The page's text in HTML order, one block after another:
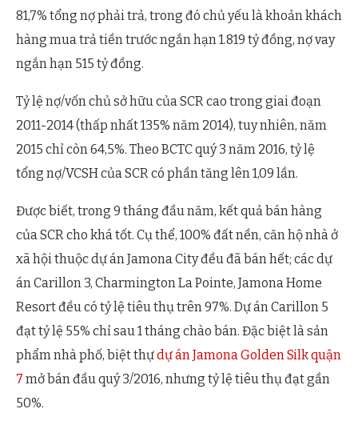
81,7% tổng nợ phải trả, trong đó chủ yếu là khoản khách
hàng mua trả tiền trước ngắn hạn 1.819 tỷ đồng, nợ vay
ngắn hạn 515 tỷ đồng.
Tỷ lệ nợ/vốn chủ sở hữu của SCR cao trong giai đoạn
2011-2014 (thấp nhất 135% năm 2014), tuy nhiên, năm
2015 chỉ còn 64,5%. Theo BCTC quý 3 năm 2016, tỷ lệ
tổng nợ/VCSH của SCR có phần tăng lên 1,09 lần.
Được biết, trong 9 tháng đầu năm, kết quả bán hàng
của SCR cho khá tốt. Cụ thể, 100% đất nền, căn hộ nhà ở
xã hội thuộc dự án Jamona City đều đã bán hết; các dự
án Carillon 3, Charmington La Pointe, Jamona Home
Resort đều có tỷ lệ tiêu thụ trên 97%. Dự án Carillon 5
đạt tỷ lệ 55% chỉ sau 1 tháng chào bán. Đặc biệt là sản
phẩm nhà phố, biệt thựdự án Jamona Golden Silk quận
7 mở bán đầu quý 3/2016, nhưng tỷ lệ tiêu thụ đạt gần
50%.